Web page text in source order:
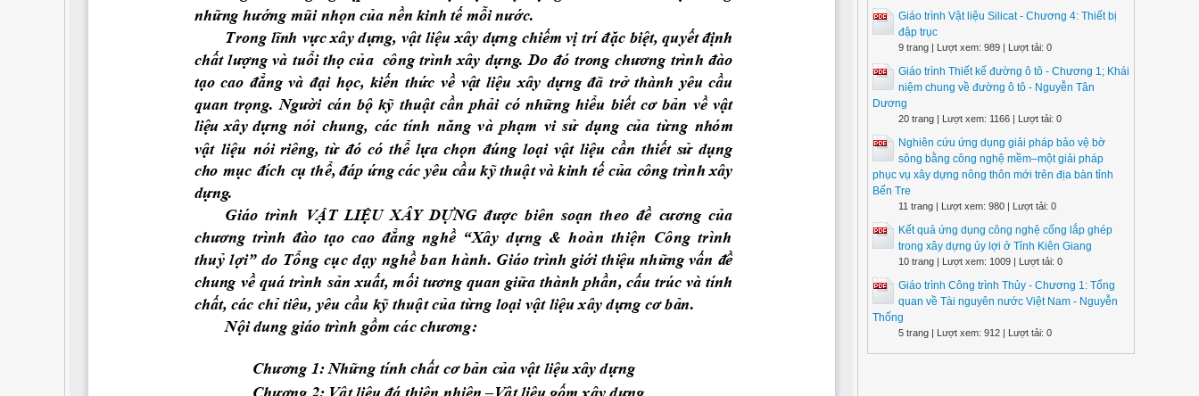
Giáo trình Vật liệu Silicat - Chương 4: Thiết bị
đập trục
9 trang | Lượt xem: 989 | Lượt tải: 0
Giáo trình Thiết kế đường ô tô - Chương 1; Khái
niệm chung về đường ô tô - Nguyễn Tân
Dương
20 trang | Lượt xem: 1166 | Lượt tải: 0
Nghiên cứu ứng dụng giải pháp bảo vệ bờ
sông bằng công nghệ mềm–một giải pháp
phục vụ xây dựng nông thôn mới trên địa bàn tỉnh
Bến Tre
11 trang | Lượt xem: 980 | Lượt tải: 0
Kết quả ứng dụng công nghệ cống lắp ghép
trong xây dựng ủy lợi ở Tỉnh Kiên Giang
10 trang | Lượt xem: 1009 | Lượt tải: 0
Giáo trình Công trình Thủy - Chương 1: Tổng
quan về Tài nguyên nước Việt Nam - Nguyễn
Thống
5 trang | Lượt xem: 912 | Lượt tải: 0